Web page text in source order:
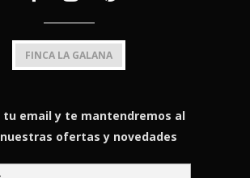
FINCA LA GALANA
tu email y te mantendremos al
ofertas y novedades